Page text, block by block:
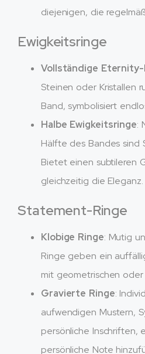
diejenigen, die
Ewigkeitsringe
Vollständige Eternity-
Steinen oder Kristallen
Band, symbolisiert
Halbe Ewigkeitsringe:
Hälfte des Bandes sind
Bietet einen subtileren
gleichzeitig die Eleganz.
Statement-Ringe
Klobige Ringe: Mutig
Ringe geben ein
mit geometrischen
Gravierte Ringe:
aufwendigen Mustern,
persönliche Inschriften,
persönliche Note